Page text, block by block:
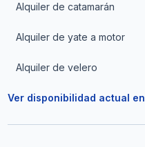
Alquiler de catamarán
Alquiler de yate a motor
Alquiler de velero
Ver disponibilidad actual